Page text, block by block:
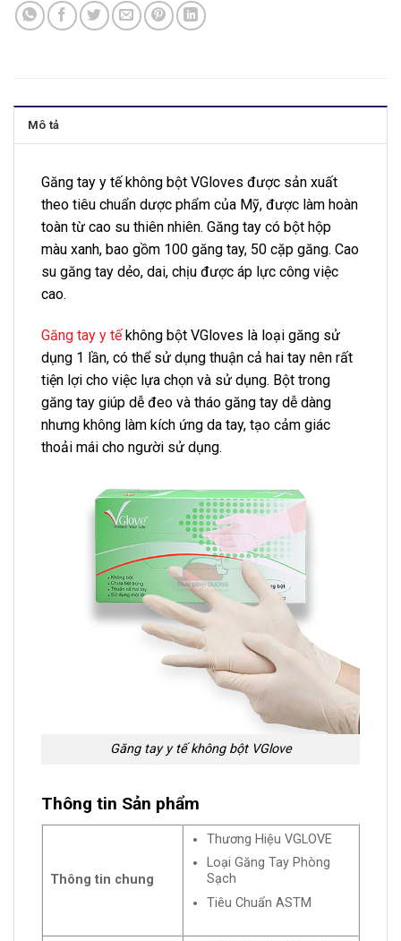
Mô tả
Găng tay y tế không bột VGloves được sản xuất
theo tiêu chuẩn dược phẩm của Mỹ, được làm hoàn
toàn từ cao su thiên nhiên. Găng tay có bột hộp
màu xanh, bao gồm 100 găng tay, 50 cặp găng. Cao
su găng tay dẻo, dai, chịu được áp lực công việc
cao.
Găng tay y tếkhông bột VGloves là loại găng sử
dụng 1 lần, có thể sử dụng thuận cả hai tay nên rất
tiện lợi cho việc lựa chọn và sử dụng. Bột trong
găng tay giúp dễ đeo và tháo găng tay dễ dàng
nhưng không làm kích ứng da tay, tạo cảm giác
thoải mái cho người sử dụng.
Găng tay y tế không bột VGlove
Thông tin Sản phẩm
Thông tin chung
Thương Hiệu VGLOVE
Loại Găng Tay Phòng
Sạch
Tiêu Chuẩn ASTM